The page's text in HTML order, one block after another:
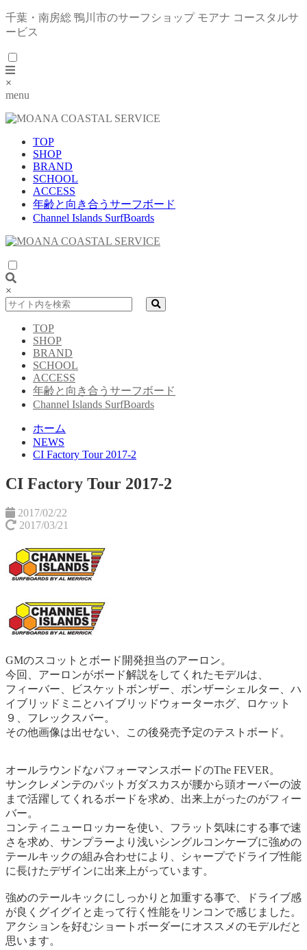
千葉・南房総 鴨川市のサーフショップ モアナ コースタルサ
ービス
×
menu
TOP
SHOP
BRAND
SCHOOL
ACCESS
年齢と向き合うサーフボード
Channel Islands SurfBoards
×
TOP
SHOP
BRAND
SCHOOL
ACCESS
年齢と向き合うサーフボード
Channel Islands SurfBoards
ホーム
NEWS
CI Factory Tour 2017-2
CI Factory Tour 2017-2
2017/02/22
2017/03/21
GMのスコットとボード開発担当のアーロン。
今回、アーロンがボード解説をしてくれたモデルは、
フィーバー、ビスケットボンザー、ボンザーシェルター、ハ
イブリッドミニとハイブリッドウォーターホグ、ロケット
９、フレックスバー。
その他画像は出せない、この後発売予定のテストボード。
オールラウンドなパフォーマンスボードのThe FEVER。
サンクレメンテのパットガダスカスが腰から頭オーバーの波
まで活躍してくれるボードを求め、出来上がったのがフィー
バー。
コンティニューロッカーを使い、フラット気味にする事で速
さを求め、サンプラーより浅いシングルコンケーブに強めの
テールキックの組み合わせにより、シャープでドライブ性能
に長けたデザインに出来上がっています。
強めのテールキックにしっかりと加重する事で、ドライブ感
が良くグイグイと走って行く性能をリンコンで感じました。
アクションを好むショートボーダーにオススメのモデルだと
思います。